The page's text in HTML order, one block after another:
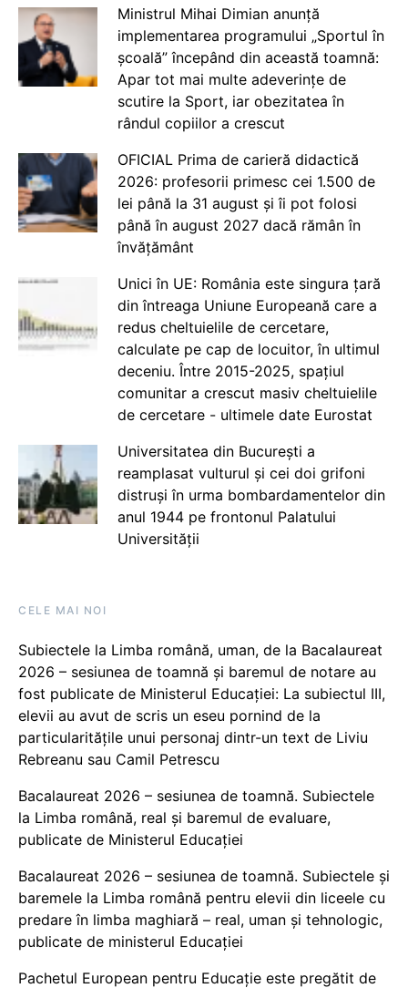
Ministrul Mihai Dimian anunță
implementarea programului „Sportul în
școală” începând din această toamnă:
Apar tot mai multe adeverințe de
scutire la Sport, iar obezitatea în
rândul copiilor a crescut
OFICIAL Prima de carieră didactică
2026: profesorii primesc cei 1.500 de
lei până la 31 august și îi pot folosi
până în august 2027 dacă rămân în
învățământ
Unici în UE: România este singura țară
din întreaga Uniune Europeană care a
redus cheltuielile de cercetare,
calculate pe cap de locuitor, în ultimul
deceniu. Între 2015-2025, spațiul
comunitar a crescut masiv cheltuielile
de cercetare - ultimele date Eurostat
Universitatea din București a
reamplasat vulturul și cei doi grifoni
distruși în urma bombardamentelor din
anul 1944 pe frontonul Palatului
Universității
CELE MAI NOI
Subiectele la Limba română, uman, de la Bacalaureat
2026 – sesiunea de toamnă și baremul de notare au
fost publicate de Ministerul Educației: La subiectul III,
elevii au avut de scris un eseu pornind de la
particularitățile unui personaj dintr-un text de Liviu
Rebreanu sau Camil Petrescu
Bacalaureat 2026 – sesiunea de toamnă. Subiectele
la Limba română, real și baremul de evaluare,
publicate de Ministerul Educației
Bacalaureat 2026 – sesiunea de toamnă. Subiectele și
baremele la Limba română pentru elevii din liceele cu
predare în limba maghiară – real, uman și tehnologic,
publicate de ministerul Educației
Pachetul European pentru Educație este pregătit de